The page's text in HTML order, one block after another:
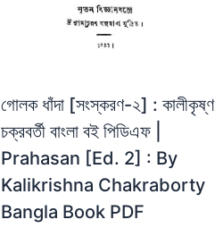
গোলক ধাঁদা [সংস্করণ-২] : কালীকৃষ্ণ
চক্রবর্তী বাংলা বই পিডিএফ |
Prahasan [Ed. 2] : By
Kalikrishna Chakraborty
Bangla Book PDF